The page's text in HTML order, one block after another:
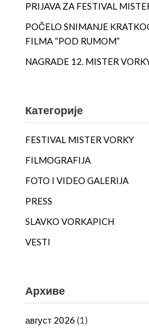
PRIJAVA ZA FESTIVAL
POČELO SNIMANJE
FILMA “POD RUMOM”
NAGRADE 12. MISTER
Категорије
FESTIVAL MISTER VORKY
FILMOGRAFIJA
FOTO I VIDEO GALERIJA
PRESS
SLAVKO VORKAPICH
VESTI
Архиве
август 2026 (1)